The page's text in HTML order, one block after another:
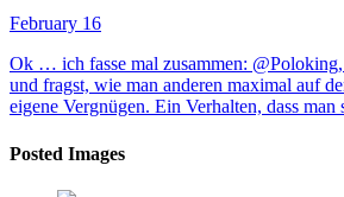
February 16
Ok … ich fasse mal zusammen:
und fragst, wie man anderen maximal auf
eigene Vergnügen. Ein Verhalten, dass
Posted Images